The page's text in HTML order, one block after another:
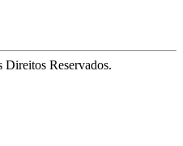
Reservados.